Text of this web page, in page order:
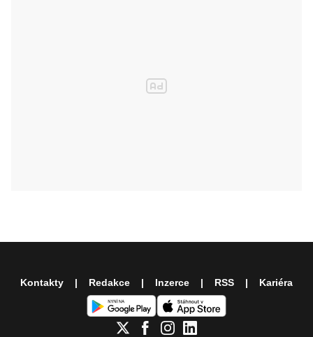
Kontakty Redakce Inzerce RSS Kariéra